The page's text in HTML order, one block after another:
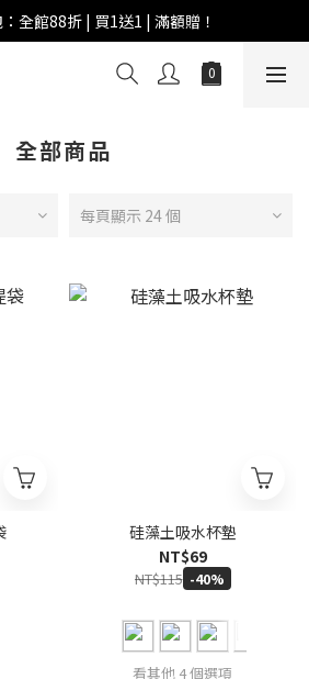
全館88折 | 買1送1 | 滿額贈！
全館88折 | 買1送1 | 滿額贈！
滿 $999 即享免運費！
全部商品
每頁顯示 24 個
硅藻土吸水杯墊
NT$69
NT$115 -40%
看其他 4 個選項